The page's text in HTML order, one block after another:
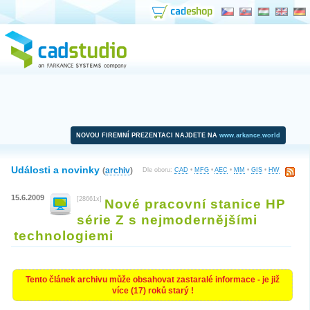
NOVOU FIREMNÍ PREZENTACI NAJDETE NA www.arkance.world
Dle oboru: CAD • MFG • AEC • MM • GIS • HW
Události a novinky (archiv)
15.6.2009 [28661x]
Nové pracovní stanice HP
série Z s nejmodernějšími
technologiemi
Tento článek archivu může obsahovat zastaralé informace - je již
více (17) roků starý !